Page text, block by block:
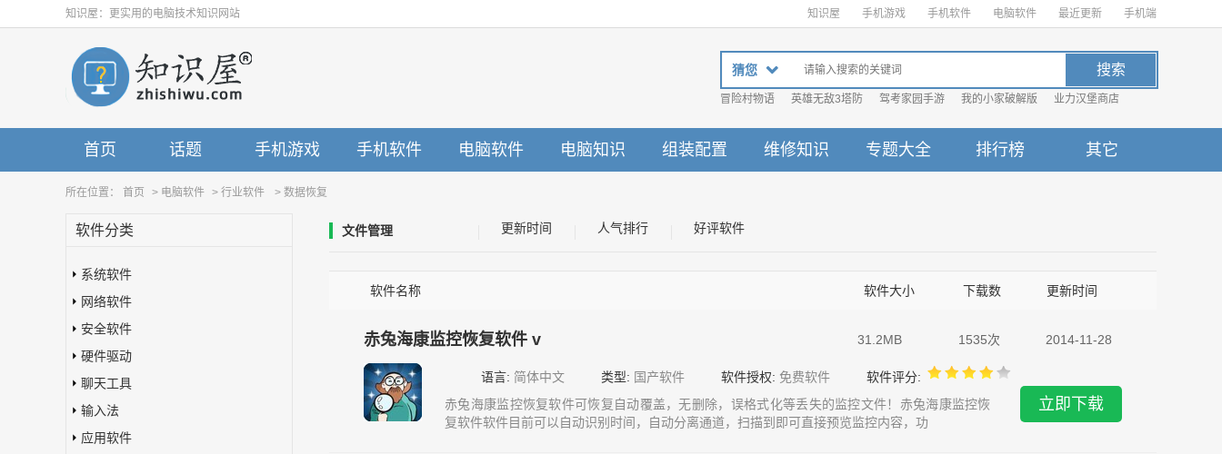
知识屋：更实用的电脑技术知识网站 知识屋 手机游戏 手机软件 电脑软件 最近更新 手机端
猜您
冒险村物语 英雄无敌3塔防 驾考家园手游 我的小家破解版 业力汉堡商店
首页 话题 手机游戏 手机软件 电脑软件 电脑知识 组装配置 维修知识 专题大全 排行榜 其它
所在位置： 首页 > 电脑软件 > 行业软件 > 数据恢复
软件分类
系统软件
网络软件
安全软件
硬件驱动
聊天工具
输入法
应用软件
文件管理 更新时间 人气排行 好评软件
软件名称 软件大小 下载数 更新时间
赤兔海康监控恢复软件 v 31.2MB 1535次 2014-11-28
语言: 简体中文 类型: 国产软件 软件授权: 免费软件
软件评分:
赤兔海康监控恢复软件可恢复自动覆盖，无删除，误格式化等丢失的监控文件！赤兔海康监控恢
复软件软件目前可以自动识别时间，自动分离通道，扫描到即可直接预览监控内容，功
立即下载